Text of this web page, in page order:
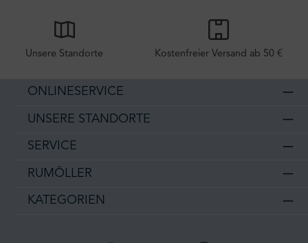
Unsere Standorte Kostenfreier Versand ab 50 €
ONLINESERVICE
UNSERE STANDORTE
SERVICE
RUMÖLLER
KATEGORIEN